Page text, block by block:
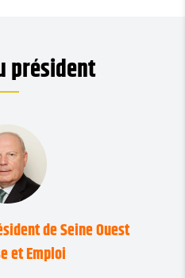
président
de Seine Ouest
et Emploi